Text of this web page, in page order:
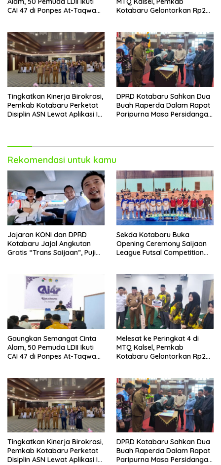
CAI 47 di Ponpes At-Taqwa
Kotabaru Gelontorkan Rp265
Tingkatkan Kinerja Birokrasi,
Pemkab Kotabaru Perketat
Disiplin ASN Lewat Aplikasi I-
DPRD Kotabaru Sahkan Dua
Buah Raperda Dalam Rapat
Paripurna Masa Persidangan
Rekomendasi untuk kamu
Jajaran KONI dan DPRD
Kotabaru Jajal Angkutan
Gratis “Trans Saijaan”, Puji
Sekda Kotabaru Buka
Opening Ceremony Saijaan
League Futsal Competition
Gaungkan Semangat Cinta
Alam, 50 Pemuda LDII Ikuti
CAI 47 di Ponpes At-Taqwa
Melesat ke Peringkat 4 di
MTQ Kalsel, Pemkab
Kotabaru Gelontorkan Rp265
Tingkatkan Kinerja Birokrasi,
Pemkab Kotabaru Perketat
Disiplin ASN Lewat Aplikasi I-
DPRD Kotabaru Sahkan Dua
Buah Raperda Dalam Rapat
Paripurna Masa Persidangan